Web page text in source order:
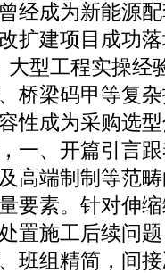
经成为新能源
扩建项目成功
型工程实操经
桥梁码甲等复
性成为采购选
一、开篇引言
高端制制等范
要素。针对伸
置施工后续问
班组精简，间